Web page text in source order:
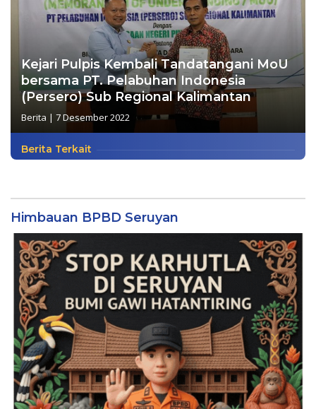
Kejari Pulpis Kembali Tandatangani MoU
bersama PT. Pelabuhan Indonesia
(Persero) Sub Regional Kalimantan
Berita | 7 Desember 2022
Berita Terkait
Himbauan BPBD Seruyan